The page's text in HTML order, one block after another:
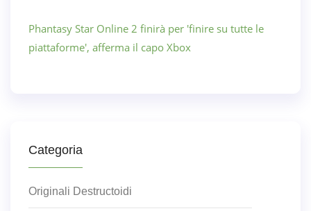
Phantasy Star Online 2 finirà per 'finire su tutte le
piattaforme', afferma il capo Xbox
Categoria
Originali Destructoidi